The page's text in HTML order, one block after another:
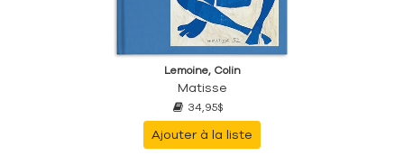
Lemoine, Colin
Matisse
34,95$
Ajouter à la liste